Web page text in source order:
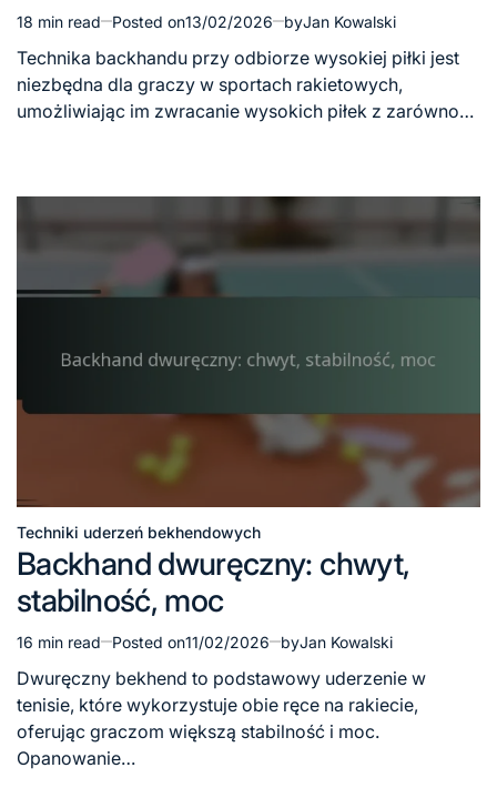
Estimated
read
time
18 min read Posted on13/02/2026 byJan Kowalski
Technika backhandu przy odbiorze wysokiej piłki jest
niezbędna dla graczy w sportach rakietowych,
umożliwiając im zwracanie wysokich piłek z zarówno…
Posted
in
Techniki uderzeń bekhendowych
Backhand dwuręczny: chwyt,
stabilność, moc
Estimated
read
time
16 min read Posted on11/02/2026 byJan Kowalski
Dwuręczny bekhend to podstawowy uderzenie w
tenisie, które wykorzystuje obie ręce na rakiecie,
oferując graczom większą stabilność i moc.
Opanowanie…